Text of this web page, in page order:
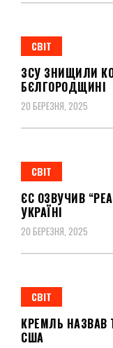
СВІТ
ЗСУ ЗНИЩИЛИ
БЄЛГОРОДЩИНІ
20 БЕРЕЗНЯ, 2025
СВІТ
ЄС ОЗВУЧИВ
УКРАЇНІ
20 БЕРЕЗНЯ, 2025
СВІТ
КРЕМЛЬ НАЗВАВ
США